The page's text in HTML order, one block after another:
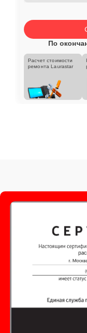
По
Расчет стоимости
ремонта Laurastar